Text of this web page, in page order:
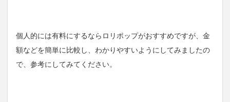
個人的には有料にするならロリポップがおすすめですが、金
額などを簡単に比較し、わかりやすいようにしてみましたの
で、参考にしてみてください。